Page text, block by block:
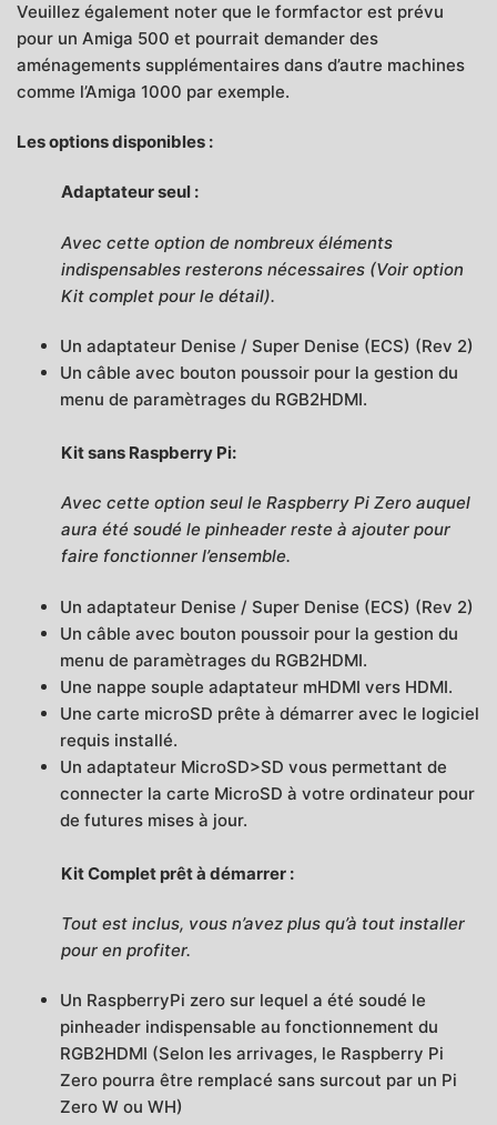
Veuillez également noter que le formfactor est prévu
pour un Amiga 500 et pourrait demander des
aménagements supplémentaires dans d’autre machines
comme l’Amiga 1000 par exemple.
Les options disponibles :
Adaptateur seul :
Avec cette option de nombreux éléments
indispensables resterons nécessaires (Voir option
Kit complet pour le détail).
Un adaptateur Denise / Super Denise (ECS) (Rev 2)
Un câble avec bouton poussoir pour la gestion du
menu de paramètrages du RGB2HDMI.
Kit sans Raspberry Pi:
Avec cette option seul le Raspberry Pi Zero auquel
aura été soudé le pinheader reste à ajouter pour
faire fonctionner l’ensemble.
Un adaptateur Denise / Super Denise (ECS) (Rev 2)
Un câble avec bouton poussoir pour la gestion du
menu de paramètrages du RGB2HDMI.
Une nappe souple adaptateur mHDMI vers HDMI.
Une carte microSD prête à démarrer avec le logiciel
requis installé.
Un adaptateur MicroSD>SD vous permettant de
connecter la carte MicroSD à votre ordinateur pour
de futures mises à jour.
Kit Complet prêt à démarrer :
Tout est inclus, vous n’avez plus qu’à tout installer
pour en profiter.
Un RaspberryPi zero sur lequel a été soudé le
pinheader indispensable au fonctionnement du
RGB2HDMI (Selon les arrivages, le Raspberry Pi
Zero pourra être remplacé sans surcout par un Pi
Zero W ou WH)